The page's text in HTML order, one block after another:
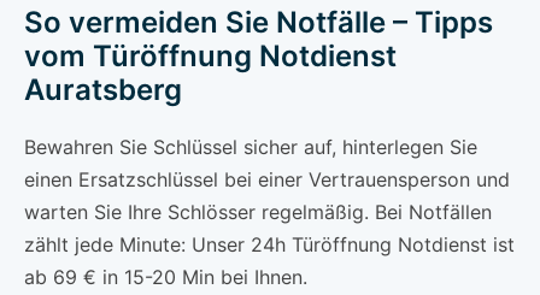
So vermeiden Sie Notfälle – Tipps
vom Türöffnung Notdienst
Auratsberg
Bewahren Sie Schlüssel sicher auf, hinterlegen Sie
einen Ersatzschlüssel bei einer Vertrauensperson und
warten Sie Ihre Schlösser regelmäßig. Bei Notfällen
zählt jede Minute: Unser 24h Türöffnung Notdienst ist
ab 69 € in 15-20 Min bei Ihnen.